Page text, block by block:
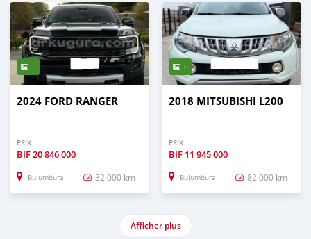
5
2024 FORD RANGER
PRIX
BIF20 846 000
Bujumbura 32 000 km
6
2018 MITSUBISHI L200
PRIX
BIF 11 945 000
Bujumbura 82 000 km
Afficher plus